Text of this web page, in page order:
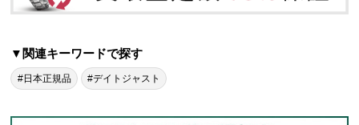
▼関連キーワードで探す
#日本正規品 #デイトジャスト